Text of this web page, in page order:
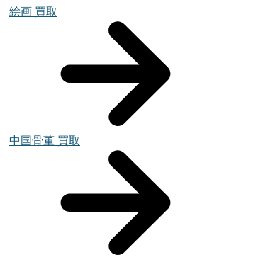
絵画 買取
中国骨董 買取